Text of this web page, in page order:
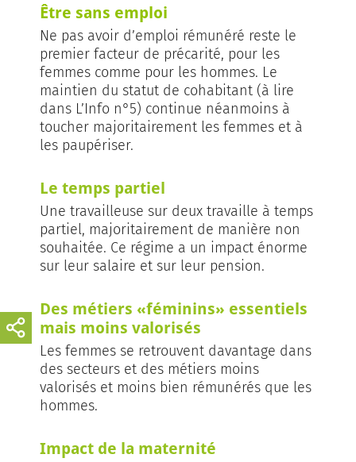
Être sans emploi
Ne pas avoir d’emploi rémunéré reste le
premier facteur de précarité, pour les
femmes comme pour les hommes. Le
maintien du statut de cohabitant (à lire
dans L’Info n°5) continue néanmoins à
toucher majoritairement les femmes et à
les paupériser.
Le temps partiel
Une travailleuse sur deux travaille à temps
partiel, majoritairement de manière non
souhaitée. Ce régime a un impact énorme
sur leur salaire et sur leur pension.
Des métiers «féminins» essentiels
mais moins valorisés
Les femmes se retrouvent davantage dans
des secteurs et des métiers moins
valorisés et moins bien rémunérés que les
hommes.
Impact de la maternité